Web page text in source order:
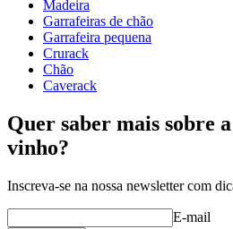
Madeira
Garrafeiras de chão
Garrafeira pequena
Crurack
Chão
Caverack
Quer saber mais sobre
vinho?
Inscreva-se na nossa newsletter com
E-mail